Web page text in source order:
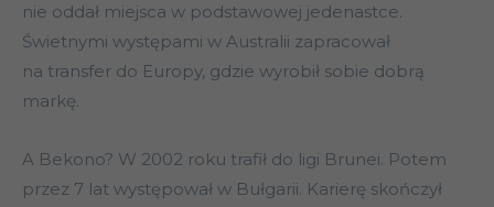
nie oddał miejsca w podstawowej jedenastce.
Świetnymi występami w Australii zapracował
na transfer do Europy, gdzie wyrobił sobie dobrą
markę.
A Bekono? W 2002 roku trafił do ligi Brunei. Potem
przez 7 lat występował w Bułgarii. Karierę skończył